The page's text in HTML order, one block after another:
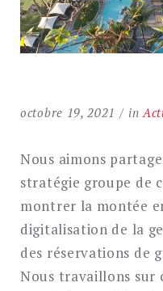
octobre 19, 2021 in
Nous aimons
stratégie groupe de
montrer la montée
digitalisation de la
des réservations de
Nous travaillons sur